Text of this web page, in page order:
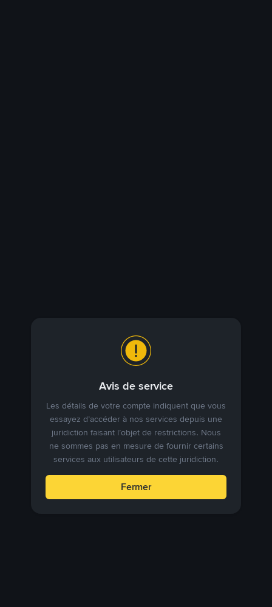
Avis de service
Les détails de votre compte indiquent que vous
essayez d’accéder à nos services depuis une
juridiction faisant l’objet de restrictions. Nous
ne sommes pas en mesure de fournir certains
services aux utilisateurs de cette juridiction.
Fermer